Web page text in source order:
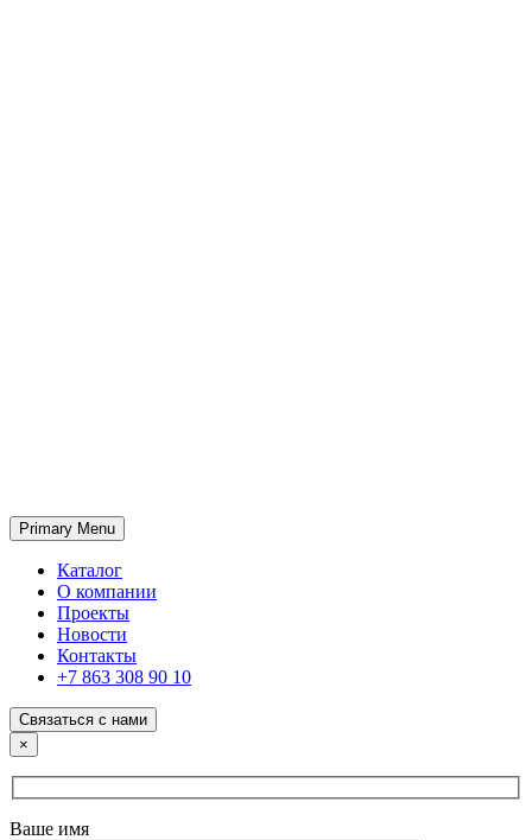
ГК «SABONE»
Оптовые поставки отделочных материалов и оборудования
Primary Menu
Каталог
О компании
Проекты
Новости
Контакты
+7 863 308 90 10
Связаться с нами
×
Ваше имя